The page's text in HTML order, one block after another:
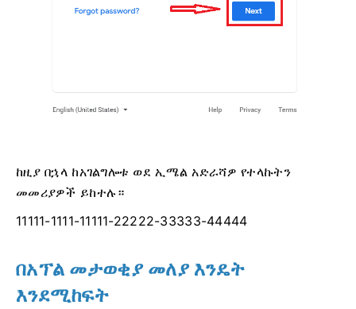
ከዚያ በኋላ ከአገልግሎቱ ወደ ኢሜል አድራሻዎ የተላኩትን
መመሪያዎች ይከተሉ።
11111-1111-11111-22222-33333-44444
በአፕል መታወቂያ መለያ እንዴት
እንደሚከፍት